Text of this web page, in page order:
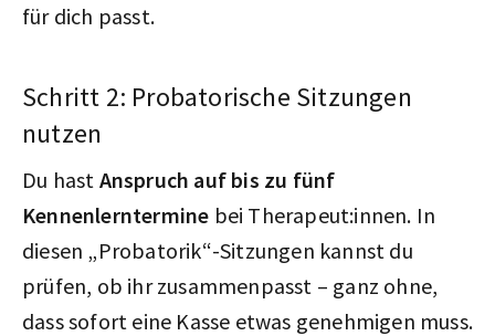
für dich passt.
Schritt 2: Probatorische Sitzungen
nutzen
Du hast Anspruch auf bis zu fünf
Kennenlerntermine bei Therapeut:innen. In
diesen „Probatorik“-Sitzungen kannst du
prüfen, ob ihr zusammenpasst – ganz ohne,
dass sofort eine Kasse etwas genehmigen muss.